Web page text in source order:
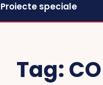
Proiecte speciale
Tag: